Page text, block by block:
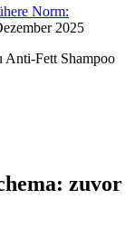
Norm:
2025
Anti-Fett Shampoo
zuvor